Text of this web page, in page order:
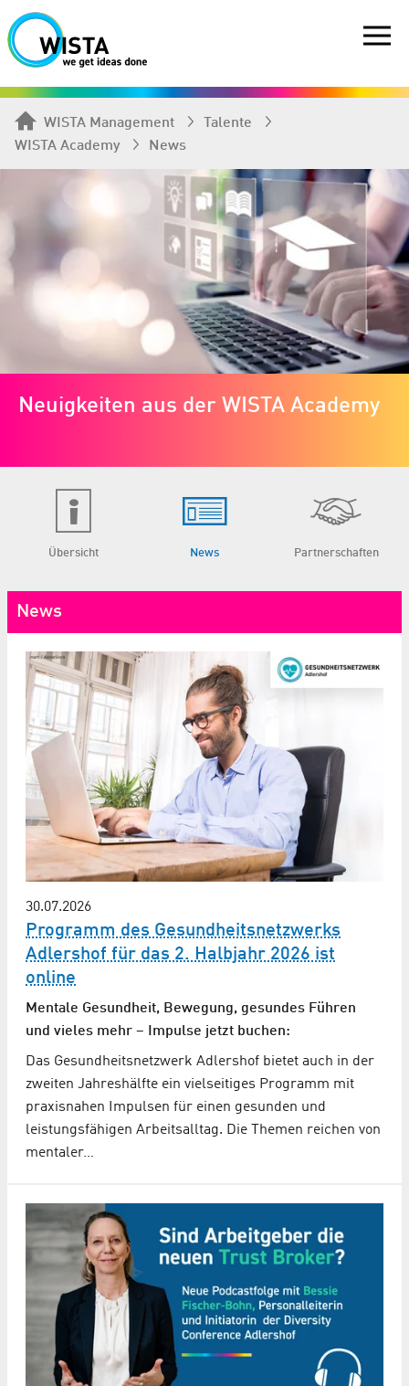
WISTA Management
Talente
WISTA Academy
News
Neuigkeiten aus der WISTA Academy
Übersicht News Partnerschaften
News
30.07.2026
Programm des Gesundheitsnetzwerks
Adlershof für das 2. Halbjahr 2026 ist
online
Mentale Gesundheit, Bewegung, gesundes Führen
und vieles mehr – Impulse jetzt buchen:
Das Gesundheitsnetzwerk Adlershof bietet auch in der
zweiten Jahreshälfte ein vielseitiges Programm mit
praxisnahen Impulsen für einen gesunden und
leistungsfähigen Arbeitsalltag. Die Themen reichen von
mentaler…